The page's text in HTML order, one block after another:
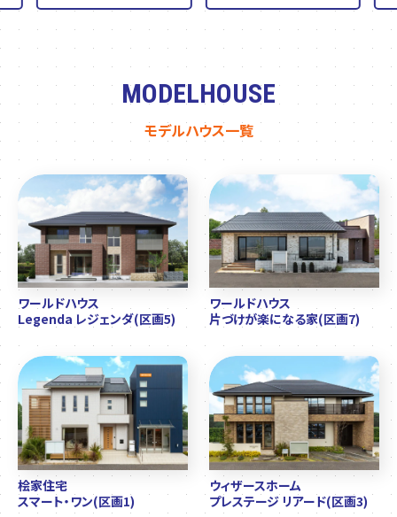
MODELHOUSE
モデルハウス一覧
ワールドハウス
Legenda レジェンダ(区画5)
ワールドハウス
片づけが楽になる家(区画7)
桧家住宅
スマート・ワン(区画1)
ウィザースホーム
プレステージ リアード(区画3)